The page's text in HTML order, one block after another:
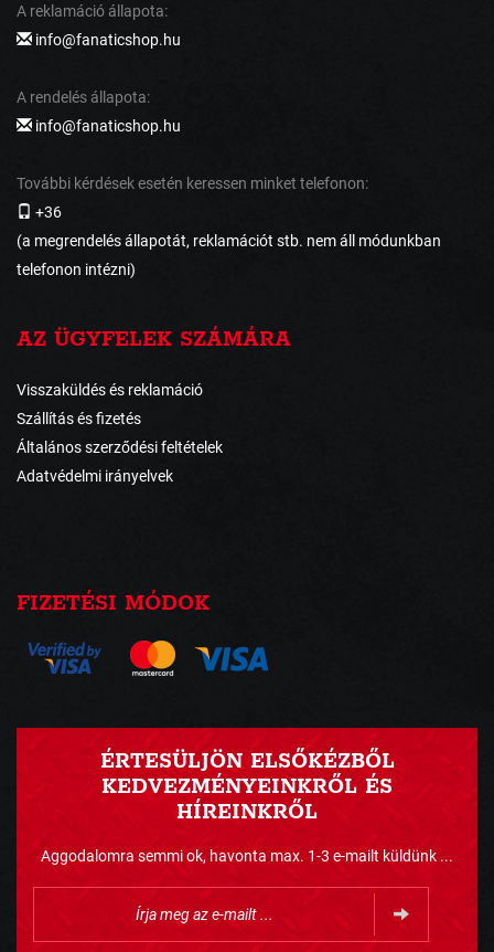
A reklamáció állapota:
info@fanaticshop.hu
A rendelés állapota:
info@fanaticshop.hu
További kérdések esetén keressen minket telefonon:
+36
(a megrendelés állapotát, reklamációt stb. nem áll módunkban
telefonon intézni)
AZ ÜGYFELEK SZÁMÁRA
Visszaküldés és reklamáció
Szállítás és fizetés
Általános szerződési feltételek
Adatvédelmi irányelvek
FIZETÉSI MÓDOK
ÉRTESÜLJÖN ELSŐKÉZBŐL
KEDVEZMÉNYEINKRŐL ÉS
HÍREINKRŐL
Aggodalomra semmi ok, havonta max. 1-3 e-mailt küldünk ...